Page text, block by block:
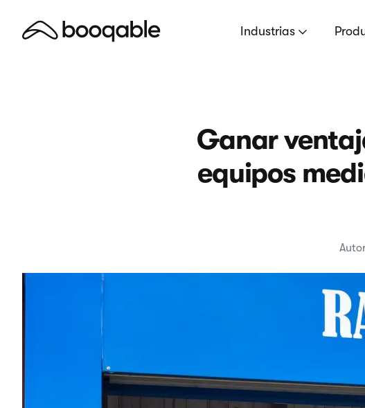
Industrias
Ganar
equipos